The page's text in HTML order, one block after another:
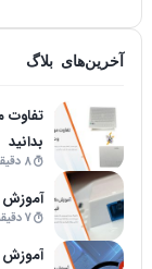
آخرین‌های بلاگ
تفاوت
بدانید
8 دقیقه زمان مطالعه
آموزش
7 دقیقه زمان مطالعه
آموزش